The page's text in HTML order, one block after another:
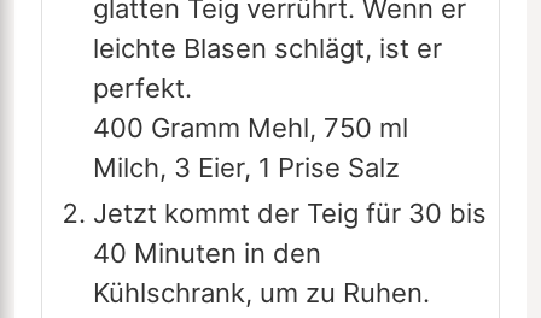
glatten Teig verrührt. Wenn er
leichte Blasen schlägt, ist er
perfekt.
400 Gramm Mehl, 750 ml
Milch, 3 Eier, 1 Prise Salz
Jetzt kommt der Teig für 30 bis
40 Minuten in den
Kühlschrank, um zu Ruhen.